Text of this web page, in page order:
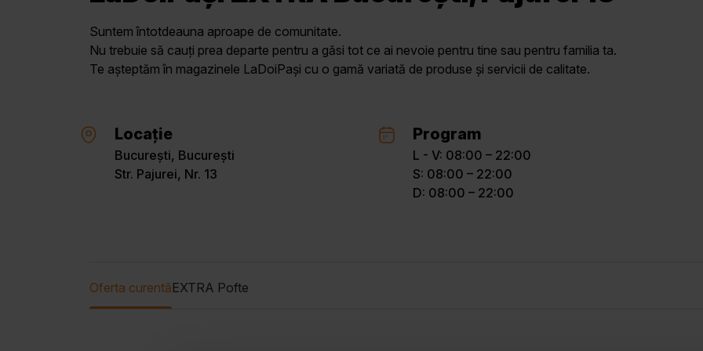
Suntem întotdeauna aproape de comunitate.
Nu trebuie să cauți prea departe pentru a găsi tot ce ai nevoie pentru tine sau pentru familia ta.
Te așteptăm în magazinele LaDoiPași cu o gamă variată de produse și servicii de calitate.
Locație
București, București
Str. Pajurei, Nr. 13
Program
L - V: 08:00 – 22:00
S: 08:00 – 22:00
D: 08:00 – 22:00
Oferta curentăEXTRA Pofte